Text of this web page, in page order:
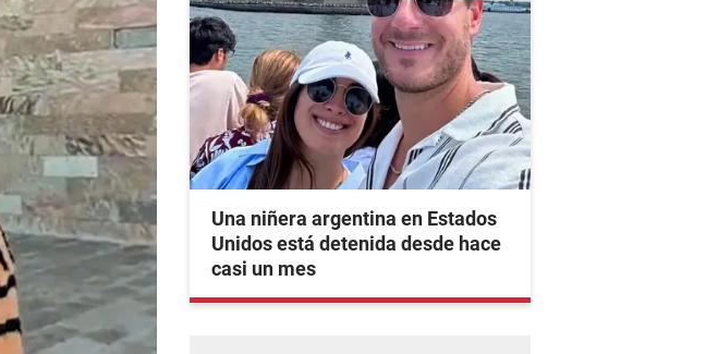
Una niñera argentina en Estados
Unidos está detenida desde hace
casi un mes